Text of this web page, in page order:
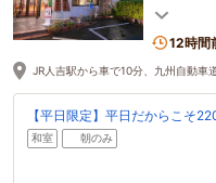
食材を使
12時間
JR人吉駅から車で10分、九州自動車
【平日限定】平日だからこそ
和室 朝のみ